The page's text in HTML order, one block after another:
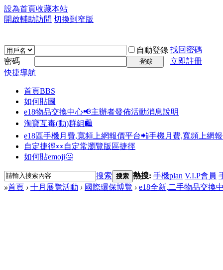
設為首頁收藏本站
開啟輔助訪問 切換到窄版
自動登錄 找回密碼
密碼
登錄
立即註冊
快捷導航
首頁BBS
如何貼圖
e18物品交換中心📢主辦者發佈活動消息說明
淘寶互毒(動)群組🛍️
e18區手機月費,寬頻上網報價平台📲手機月費,寬頻上網
自定捷徑👀自定常瀏覽版區捷徑
如何貼emoji🤔
搜索 搜索 熱搜: 手機plan V.I.P會員
»首頁 › 十月展覽活動 › 國際環保博覽 › e18全新,二手物品交換